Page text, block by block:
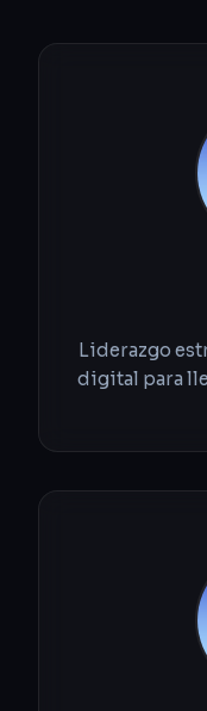
Liderazgo
digital para